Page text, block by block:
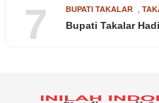
7 BUPATI TAKALAR ,
Bupati Takalar